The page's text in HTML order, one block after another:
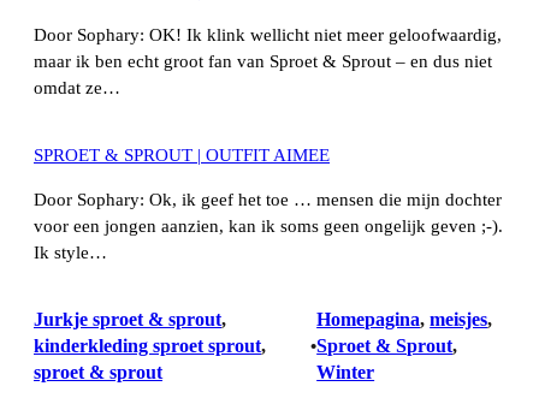
Door Sophary: OK! Ik klink wellicht niet meer geloofwaardig,
maar ik ben echt groot fan van Sproet & Sprout – en dus niet
omdat ze…
SPROET & SPROUT | OUTFIT AIMEE
Door Sophary: Ok, ik geef het toe … mensen die mijn dochter
voor een jongen aanzien, kan ik soms geen ongelijk geven ;-).
Ik style…
Jurkje sproet & sprout
kinderkleding sproet sprout
sproet & sprout
•
Homepagina, meisjes
Sproet & Sprout
Winter